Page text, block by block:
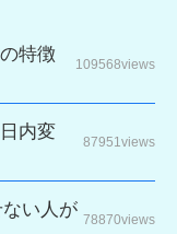
特徴
109568views
内変
87951views
い人が 78870views